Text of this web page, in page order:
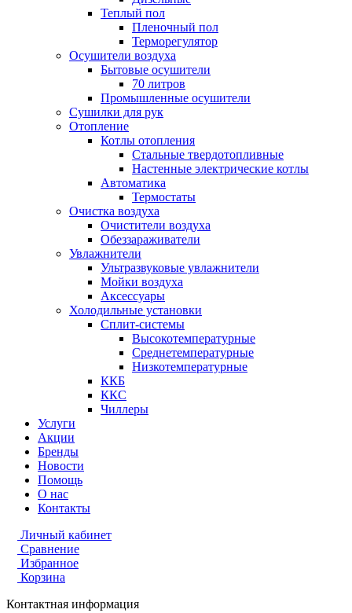
Теплый пол
Пленочный пол
Терморегулятор
Осушители воздуха
Бытовые осушители
70 литров
Промышленные осушители
Сушилки для рук
Отопление
Котлы отопления
Стальные твердотопливные
Настенные электрические котлы
Автоматика
Термостаты
Очистка воздуха
Очистители воздуха
Обеззараживатели
Увлажнители
Ультразвуковые увлажнители
Мойки воздуха
Аксессуары
Холодильные установки
Сплит-системы
Высокотемпературные
Среднетемпературные
Низкотемпературные
ККБ
ККС
Чиллеры
Услуги
Акции
Бренды
Новости
Помощь
О нас
Контакты
Личный кабинет
Сравнение
Избранное
Корзина
Контактная информация